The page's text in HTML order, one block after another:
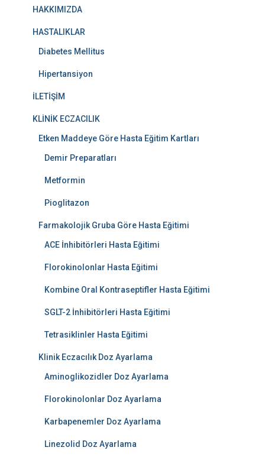
HAKKIMIZDA
HASTALIKLAR
Diabetes Mellitus
Hipertansiyon
İLETİŞİM
KLİNİK ECZACILIK
Etken Maddeye Göre Hasta Eğitim Kartları
Demir Preparatları
Metformin
Pioglitazon
Farmakolojik Gruba Göre Hasta Eğitimi
ACE İnhibitörleri Hasta Eğitimi
Florokinolonlar Hasta Eğitimi
Kombine Oral Kontraseptifler Hasta Eğitimi
SGLT-2 İnhibitörleri Hasta Eğitimi
Tetrasiklinler Hasta Eğitimi
Klinik Eczacılık Doz Ayarlama
Aminoglikozidler Doz Ayarlama
Florokinolonlar Doz Ayarlama
Karbapenemler Doz Ayarlama
Linezolid Doz Ayarlama